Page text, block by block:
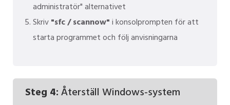
administratör" alternativet
Skriv"sfc / scannow"i konsolprompten för att
starta programmet och följ anvisningarna
Steg 4:Återställ Windows-system